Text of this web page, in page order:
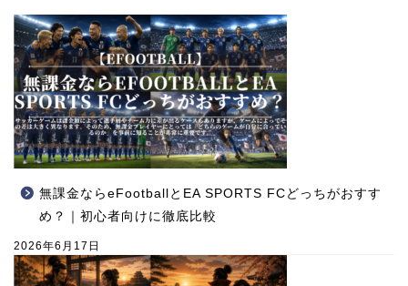
無課金ならeFootballとEA SPORTS FCどっちがおすす
め？｜初心者向けに徹底比較
2026年6月17日